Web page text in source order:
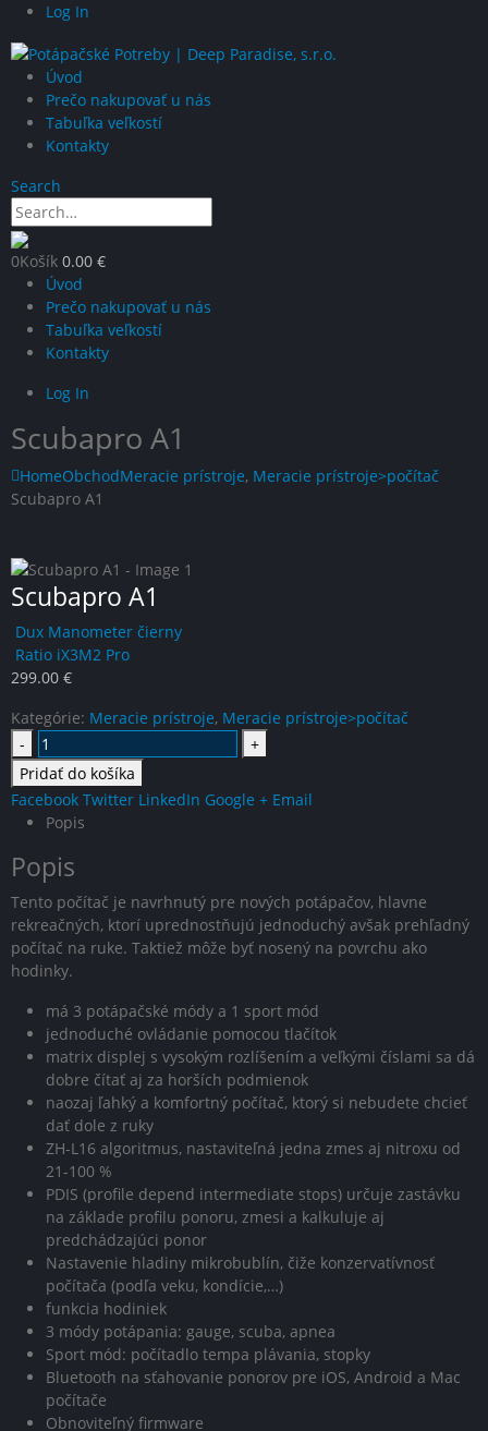
Log In
Úvod
Prečo nakupovať u nás
Tabuľka veľkostí
Kontakty
Search
0Košík 0.00 €
Úvod
Prečo nakupovať u nás
Tabuľka veľkostí
Kontakty
Log In
Scubapro A1
HomeObchodMeracie prístroje, Meracie prístroje>počítač
Scubapro A1
Scubapro A1
Dux Manometer čierny
Ratio iX3M2 Pro
299.00 €
Kategórie: Meracie prístroje, Meracie prístroje>počítač
-
+
Pridať do košíka
Facebook Twitter LinkedIn Google + Email
Popis
Popis
Tento počítač je navrhnutý pre nových potápačov, hlavne
rekreačných, ktorí uprednostňujú jednoduchý avšak prehľadný
počítač na ruke. Taktiež môže byť nosený na povrchu ako
hodinky.
má 3 potápačské módy a 1 sport mód
jednoduché ovládanie pomocou tlačítok
matrix displej s vysokým rozlíšením a veľkými číslami sa dá
dobre čítať aj za horších podmienok
naozaj ľahký a komfortný počítač, ktorý si nebudete chcieť
dať dole z ruky
ZH-L16 algoritmus, nastaviteľná jedna zmes aj nitroxu od
21-100 %
PDIS (profile depend intermediate stops) určuje zastávku
na základe profilu ponoru, zmesi a kalkuluje aj
predchádzajúci ponor
Nastavenie hladiny mikrobublín, čiže konzervatívnosť
počítača (podľa veku, kondície,…)
funkcia hodiniek
3 módy potápania: gauge, scuba, apnea
Sport mód: počítadlo tempa plávania, stopky
Bluetooth na sťahovanie ponorov pre iOS, Android a Mac
počítače
Obnoviteľný firmware